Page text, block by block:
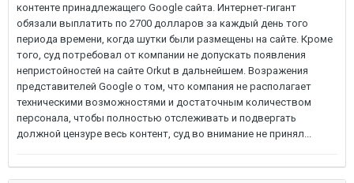
контенте принадлежащего Google сайта. Интернет-гигант
обязали выплатить по 2700 долларов за каждый день того
периода времени, когда шутки были размещены на сайте. Кроме
того, суд потребовал от компании не допускать появления
непристойностей на сайте Orkut в дальнейшем. Возражения
представителей Google о том, что компания не располагает
техническими возможностями и достаточным количеством
персонала, чтобы полностью отслеживать и подвергать
должной цензуре весь контент, суд во внимание не принял...